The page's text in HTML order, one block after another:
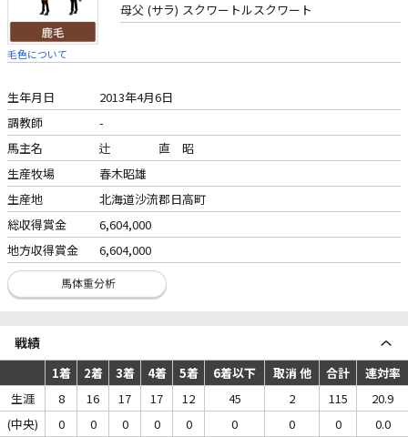
毛色について
母父 (サラ) スクワートルスクワート
生年月日
2013年4月6日
調教師
-
馬主名
辻 直 昭
生産牧場
春木昭雄
生産地
北海道沙流郡日高町
総収得賞金
6,604,000
地方収得賞金
6,604,000
戦績
1着 2着 3着 4着 5着 6着以下 取消 他 合計
連対率
生涯
8 16 17 17 12 45 2 115
20.9
(中央)
0 0 0 0 0 0 0 0
0.0